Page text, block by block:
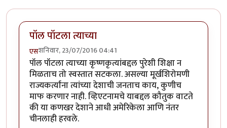
पॉल पॉटला त्याच्या
एसशनिवार, 23/07/2016 04:41
पॉल पॉटला त्याच्या कृष्णकृत्यांबद्दल पुरेशी शिक्षा न
मिळताच तो स्वस्तात सटकला. असल्या मूर्खशिरोमणी
राज्यकर्त्यांना त्यांच्या देशाची जनताच काय, कुणीच
माफ करणार नाही. व्हिएटनामचे याबद्दल कौतुक वाटते
की या कणखर देशाने आधी अमेरिकेला आणि नंतर
चीनलाही हरवले.